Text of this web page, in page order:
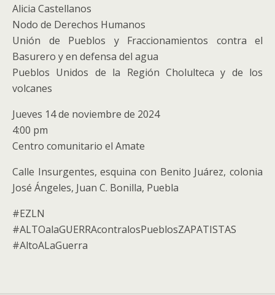
Alicia Castellanos
Nodo de Derechos Humanos
Unión de Pueblos y Fraccionamientos contra el
Basurero y en defensa del agua
Pueblos Unidos de la Región Cholulteca y de los
volcanes
Jueves 14 de noviembre de 2024
4:00 pm
Centro comunitario el Amate
Calle Insurgentes, esquina con Benito Juárez, colonia
José Ángeles, Juan C. Bonilla, Puebla
#EZLN
#ALTOalaGUERRAcontralosPueblosZAPATISTAS
#AltoALaGuerra